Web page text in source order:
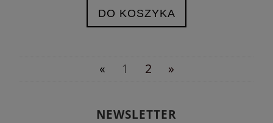
DO KOSZYKA
« 1 2 »
NEWSLETTER